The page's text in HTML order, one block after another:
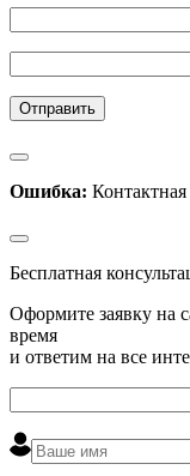
Ошибка:
Бесплатная
Оформите заявку на
время
и ответим на все